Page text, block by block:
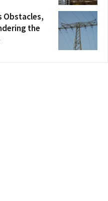
Obstacles,
the